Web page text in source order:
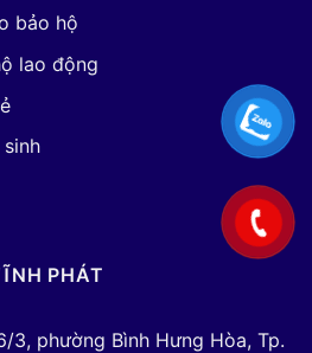
bảo hộ
lao động
PHÁT
3, phường Bình Hưng Hòa, Tp.